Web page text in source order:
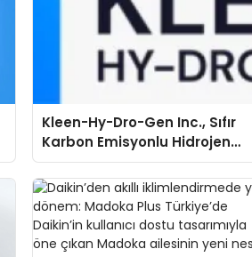
Kleen-Hy-Dro-Gen Inc., Sıfır
Karbon Emisyonlu Hidrojen
Isıtma Teknolojisinde ISO ve
TSSA Düzenleyici Onaylarını
Aldı